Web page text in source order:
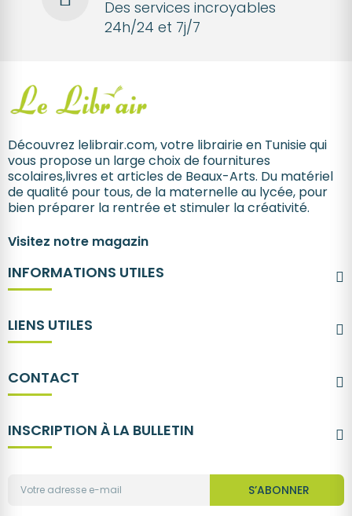
Des services incroyables
24h/24 et 7j/7
Découvrez lelibrair.com, votre librairie en Tunisie qui
vous propose un large choix de fournitures
scolaires,livres et articles de Beaux-Arts. Du matériel
de qualité pour tous, de la maternelle au lycée, pour
bien préparer la rentrée et stimuler la créativité.
Visitez notre magazin
INFORMATIONS UTILES
LIENS UTILES
CONTACT
INSCRIPTION À LA BULLETIN
S’ABONNER